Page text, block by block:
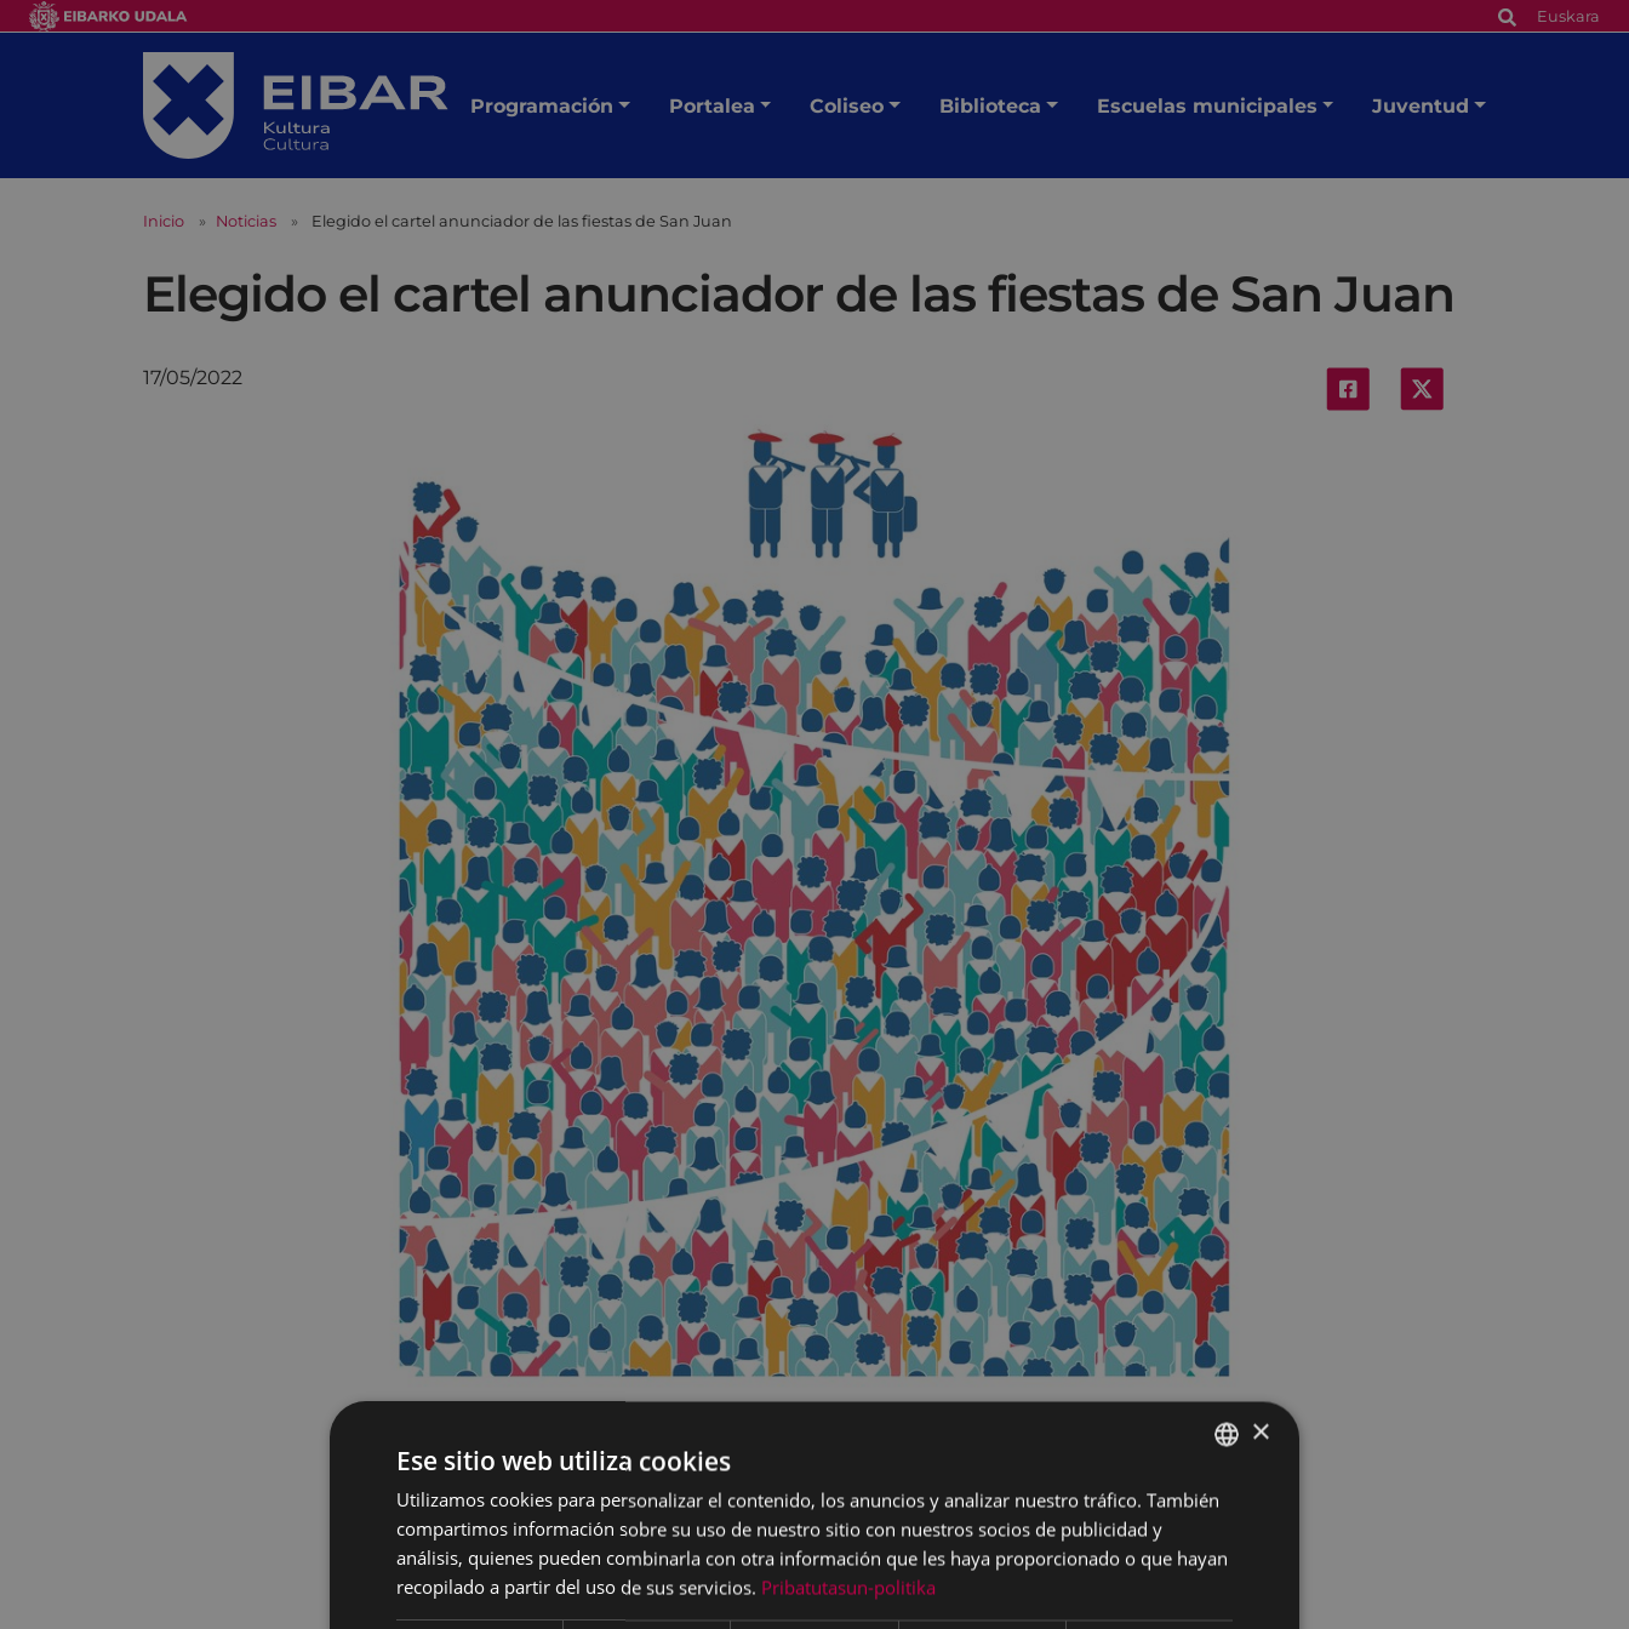
Euskara
Programación Portalea Coliseo Biblioteca Escuelas municipales Juventud
Inicio Noticias Elegido el cartel anunciador de las fiestas de San Juan
Elegido el cartel anunciador de las fiestas de San Juan
17/05/2022
BASQUE
×
Ese sitio web utiliza cookies
Utilizamos cookies para personalizar el contenido, los anuncios y analizar nuestro tráfico. También
compartimos información sobre su uso de nuestro sitio con nuestros socios de publicidad y
análisis, quienes pueden combinarla con otra información que les haya proporcionado o que hayan
recopilado a partir del uso de sus servicios. Pribatutasun-politika